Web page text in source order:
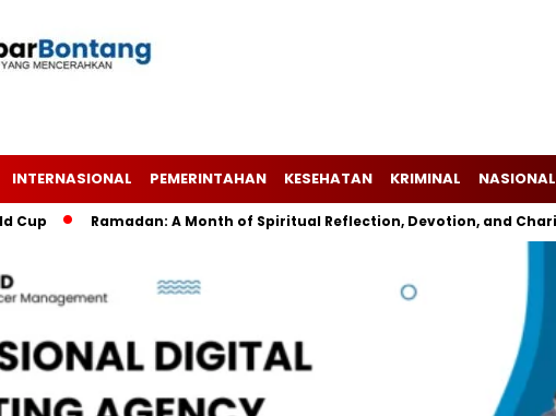
INTERNASIONAL PEMERINTAHAN KESEHATAN KRIMINAL NASIONAL
Ramadan: A Month of Spiritual Reflection, Devotion, and Charity